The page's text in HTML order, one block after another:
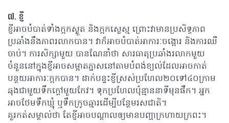
៧. ខ្ញី
ខ្ញីអាចបំបាត់ទាំងក្អកស្ងួត និងក្អកស្លេស្ម ព្រោះវាមានប្រសិទ្ធភាព
ប្រឆាំងនឹងភាពរលាកបាន។ វាក៏អាចបំបាត់អាការៈចង្អោរ និងការឈឺ
ចាប់។ ការសិក្សាមួយ បានណែនាំថា សារធាតុប្រឆាំងរលាកមួយ
ចំនួននៅក្នុងខ្ញីអាចសម្អាតភ្នាសនៅតាមបំពង់ខ្យល់ដែលអាចកាត់
បន្ថយអាការៈក្អកបាន។ ដាក់បន្ទះខ្ញីស្រស់ប្រហែល២០ទៅ៤០ក្រាម
ឆុងជាមួយទឹកក្តៅមួយកែវ។ ទុកប្រហែលប៉ុន្មាននាទីមុនផឹក។ អ្នក
អាចថែមទឹកឃ្មុំ ឬទឹកក្រូចឆ្មារដើម្បីបន្ថែមរសជាតិ។
គួរកត់សម្គាល់ថា តែខ្ញីអាចបណ្តាលឲ្យមានបញ្ហាក្រហាយក្រពះ។